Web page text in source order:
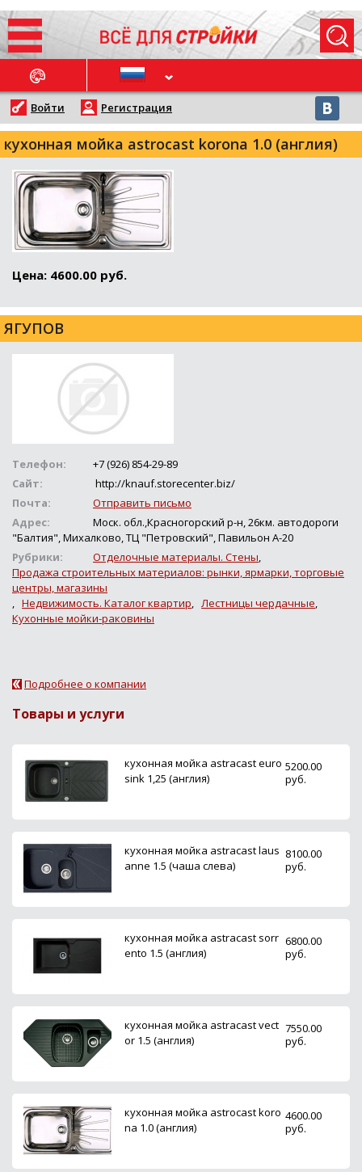
НОВОСТИ
Войти Регистрация
кухонная мойка astrocast korona 1.0 (англия)
Цена: 4600.00 руб.
ЯГУПОВ
Телефон:
+7 (926) 854-29-89
Сайт:
http://knauf.storecenter.biz/
Почта:
Отправить письмо
Адрес:
Моск. обл.,Красногорский р-н, 26км. автодороги
"Балтия", Михалково, ТЦ "Петровский", Павильон А-20
Рубрики:
Отделочные материалы. Стены,
Продажа строительных материалов: рынки, ярмарки, торговые
центры, магазины
, Недвижимость. Каталог квартир, Лестницы чердачные,
Кухонные мойки-раковины
Подробнее о компании
Товары и услуги
кухонная мойка astracast euro
sink 1,25 (англия)
5200.00
руб.
кухонная мойка astracast laus
anne 1.5 (чаша слева)
8100.00
руб.
кухонная мойка astracast sorr
ento 1.5 (англия)
6800.00
руб.
кухонная мойка astracast vect
or 1.5 (англия)
7550.00
руб.
кухонная мойка astrocast koro
na 1.0 (англия)
4600.00
руб.